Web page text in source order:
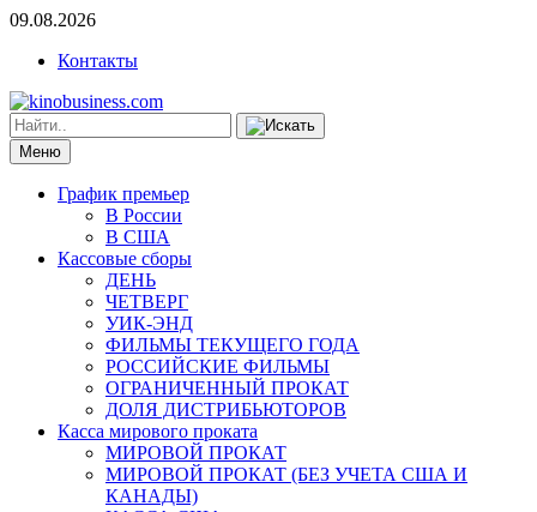
09.08.2026
Контакты
Меню
График премьер
В России
В США
Кассовые сборы
ДЕНЬ
ЧЕТВЕРГ
УИК-ЭНД
ФИЛЬМЫ ТЕКУЩЕГО ГОДА
РОССИЙСКИЕ ФИЛЬМЫ
ОГРАНИЧЕННЫЙ ПРОКАТ
ДОЛЯ ДИСТРИБЬЮТОРОВ
Касса мирового проката
МИРОВОЙ ПРОКАТ
МИРОВОЙ ПРОКАТ (БЕЗ УЧЕТА США И
КАНАДЫ)